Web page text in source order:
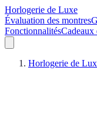
Horlogerie de Luxe
Évaluation des montres
FonctionnalitésCadeaux
Horlogerie de